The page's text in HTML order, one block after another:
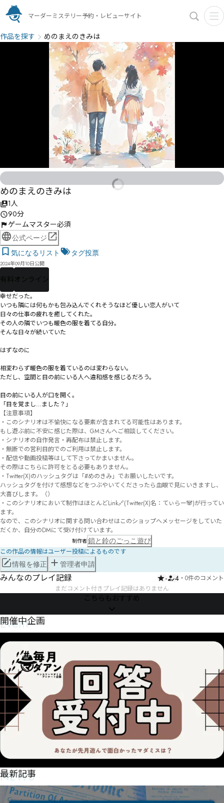
マーダーミステリー予約・レビューサイト
作品を探す めのまえのきみは
めのまえのきみは
1人
90分
ゲームマスター必須
公式ページ
気になるリスト
タグ投票
2024年09月10日公開
有料 オンライン
幸せだった。
いつも隣には何もかも包み込んでくれそうなほど優しい恋人がいて
日々の仕事の疲れを癒してくれた。
その人の隣でいつも暖色の服を着てる自分。
そんな日々が続いていた
はずなのに
相変わらず暖色の服を着ているのは変わらない。
ただし、空間と目の前にいる人へ違和感を感じるだろう。
目の前にいる人が口を開く。
「目を覚まし…ました？」
【注意事項】
・このシナリオは不愉快になる要素が含まれてる可能性はあります。
もし遊ぶ前に不安に感じた際は、GMさんへご相談してください。
・シナリオの自作発言・再配布は禁止します。
・無断での営利目的でのご利用は禁止します。
・配信や動画投稿等はして下さってかまいません。
その際はこちらに許可をとる必要もありません。
・Twitter(X)のハッシュタグは「#めのきみ」でお願いしたいです。
ハッシュタグを付けて感想などをつぶやいてくださったら血眼で見にいきますし、
大喜びします。（）
・このシナリオにおいて制作はほとんどLink🔗(Twitter(X)名：てぃらー🐼)が行ってい
ます。
なので、このシナリオに関する問い合わせはこのショップへメッセージをしていた
だくか、自分のDMにて受け付けています。
制作者鎖と鈴のごっこ遊び
この作品の情報はユーザー投稿によるものです
情報を修正 管理者申請
みんなのプレイ記録 - 4 ・ 0件のコメント
まだコメント付きプレイ記録はありません
こちらもおすすめ
Event
開催中企画
NEWS
最新記事